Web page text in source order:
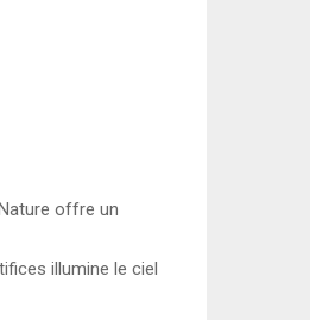
offre un
illumine le ciel